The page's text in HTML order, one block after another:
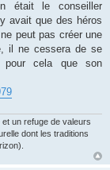
était le conseiller
avait que des héros
peut pas créer une
il ne cessera de se
pour cela que son
un refuge de valeurs
dont les traditions